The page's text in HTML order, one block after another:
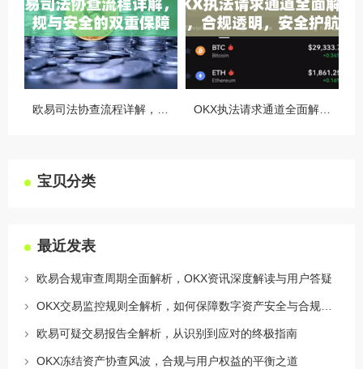
宝贝分类
最近发表
欧易合规审查周期全面解析，OKX资讯深度解读与用户答疑
欧易可疑交易报告全解析，从识别到应对的终极指南
OKX冻结资产协查风波，合规与用户权益的平衡之道